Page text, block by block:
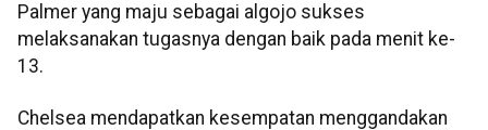
Palmer yang maju sebagai algojo sukses
melaksanakan tugasnya dengan baik pada menit ke-
13.
Chelsea mendapatkan kesempatan menggandakan